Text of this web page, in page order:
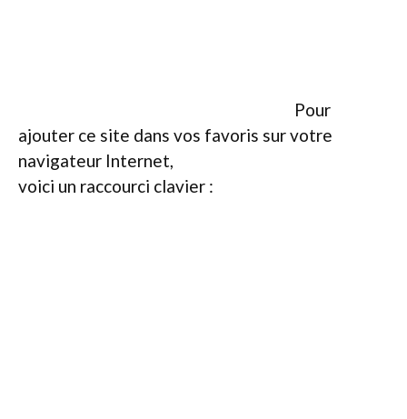
Pour
ajouter ce site dans vos favoris sur votre
navigateur Internet,
voici un raccourci clavier :